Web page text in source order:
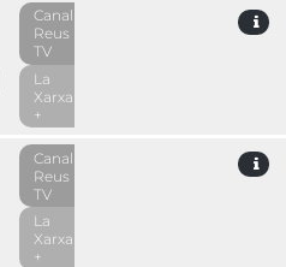
Canal
Reus
TV
La
Xarxa
+
Canal
Reus
TV
La
Xarxa
+